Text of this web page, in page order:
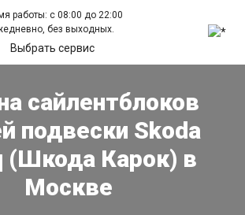
работы: с 08:00 до 22:00
без выходных.
Выбрать сервис
сайлентблоков
подвески Skoda
(Шкода Карок) в
Москве